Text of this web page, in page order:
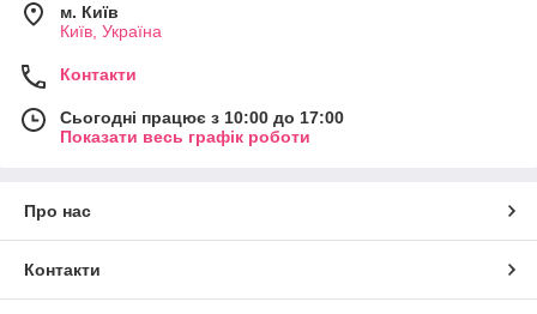
м. Київ
Київ, Україна
Контакти
Сьогодні працює з 10:00 до 17:00
Показати весь графік роботи
Про нас
Контакти